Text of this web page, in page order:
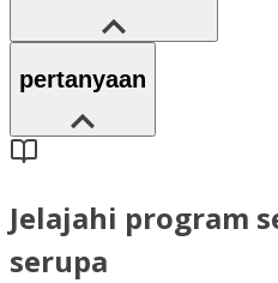
pertanyaan
Jelajahi program
serupa